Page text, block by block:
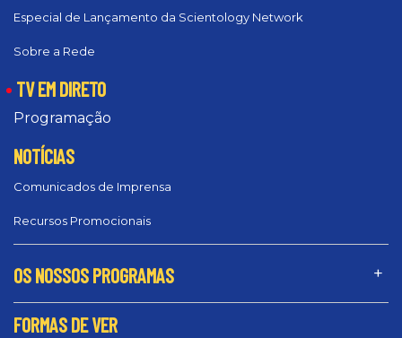
Especial de Lançamento da Scientology Network
Sobre a Rede
TV EM DIRETO
Programação
NOTÍCIAS
Comunicados de Imprensa
Recursos Promocionais
OS NOSSOS PROGRAMAS
FORMAS DE VER